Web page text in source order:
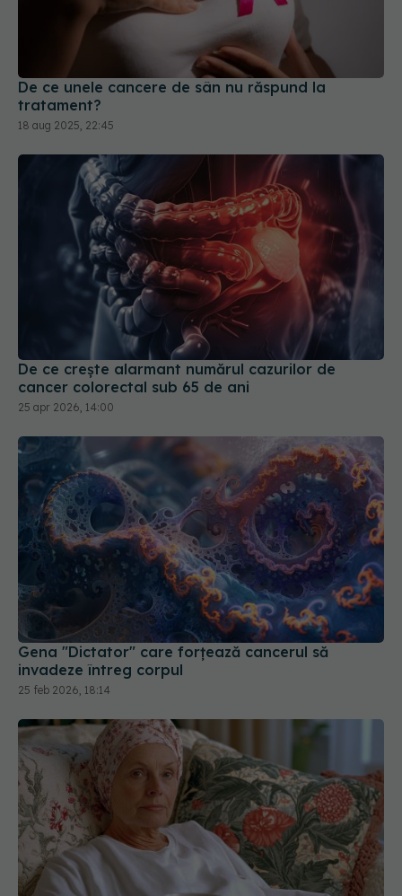
De ce unele cancere de sân nu răspund la
tratament?
18 aug 2025, 22:45
De ce crește alarmant numărul cazurilor de
cancer colorectal sub 65 de ani
25 apr 2026, 14:00
Gena "Dictator" care forțează cancerul să
invadeze întreg corpul
25 feb 2026, 18:14